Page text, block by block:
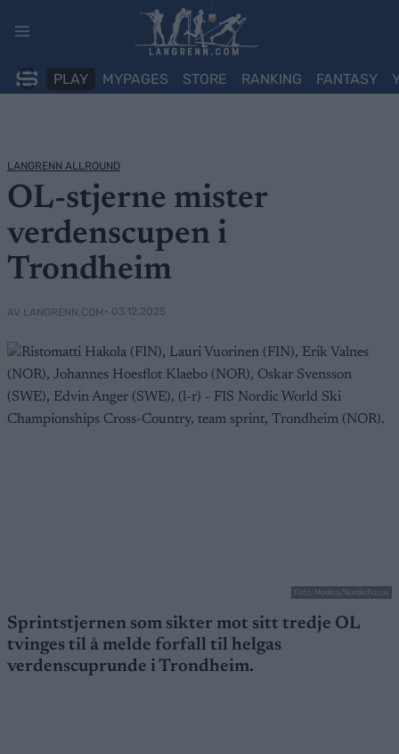
PLAY MYPAGES STORE RANKING FANTASY
LANGRENN ALLROUND
OL-stjerne mister
verdenscupen i
Trondheim
AV LANGRENN.COM • 03.12.2025
Foto: Modica/NordicFocus
Sprintstjernen som sikter mot sitt tredje OL
tvinges til å melde forfall til helgas
verdenscuprunde i Trondheim.